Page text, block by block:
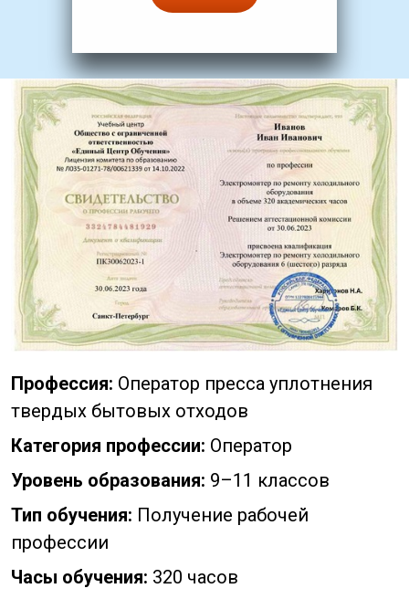
Профессия: Оператор пресса уплотнения
твердых бытовых отходов
Категория профессии: Оператор
Уровень образования: 9–11 классов
Тип обучения: Получение рабочей
профессии
Часы обучения: 320 часов